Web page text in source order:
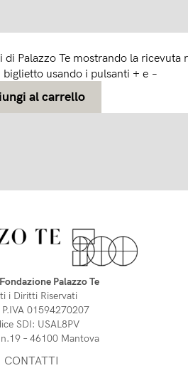
Palazzo Te mostrando la
biglietto usando i pulsanti + e −
Palazzo Te
i Diritti Riservati
P.IVA 01594270207
SDI: USAL8PV
– 46100 Mantova
CONTATTI